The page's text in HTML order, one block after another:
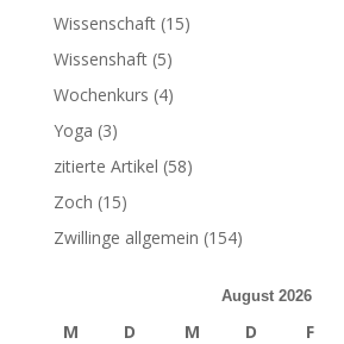
Wissenschaft(15)
Wissenshaft(5)
Wochenkurs (4)
Yoga (3)
zitierte Artikel (58)
Zoch (15)
Zwillinge allgemein (154)
August 2026
M D M D F